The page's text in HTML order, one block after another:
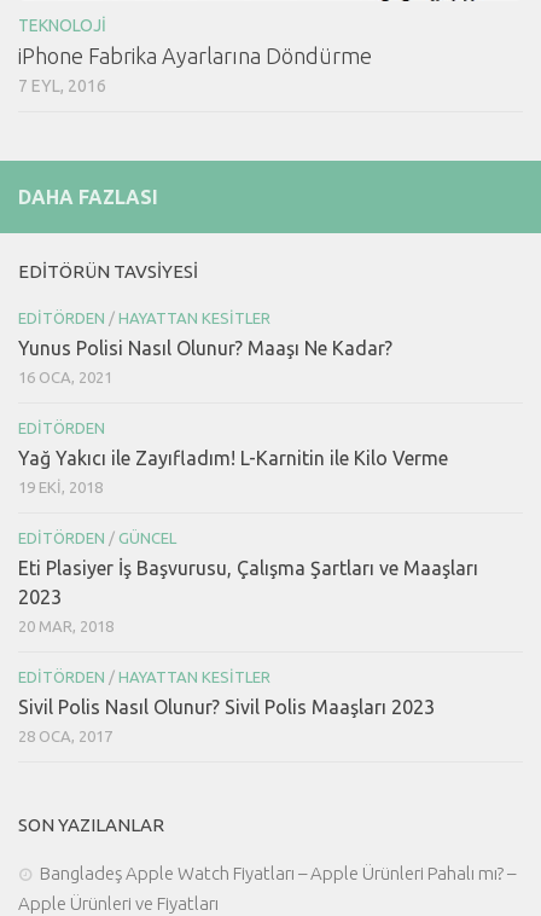
TEKNOLOJI
iPhone Fabrika Ayarlarına Döndürme
7 EYL, 2016
DAHA FAZLASI
EDITÖRÜN TAVSIYESI
EDITÖRDEN / HAYATTAN KESITLER
Yunus Polisi Nasıl Olunur? Maaşı Ne Kadar?
16 OCA, 2021
EDITÖRDEN
Yağ Yakıcı ile Zayıfladım! L-Karnitin ile Kilo Verme
19 EKI, 2018
EDITÖRDEN / GÜNCEL
Eti Plasiyer İş Başvurusu, Çalışma Şartları ve Maaşları
2023
20 MAR, 2018
EDITÖRDEN / HAYATTAN KESITLER
Sivil Polis Nasıl Olunur? Sivil Polis Maaşları 2023
28 OCA, 2017
SON YAZILANLAR
Bangladeş Apple Watch Fiyatları – Apple Ürünleri Pahalı mı? –
Apple Ürünleri ve Fiyatları